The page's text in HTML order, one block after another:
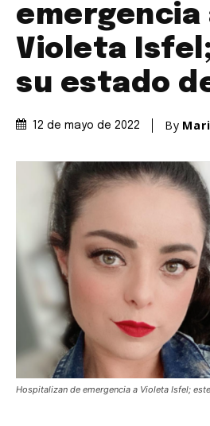
emergencia
Violeta
su estado
12 de mayo de 2022 By
Hospitalizan de emergencia a Violeta Isfel;